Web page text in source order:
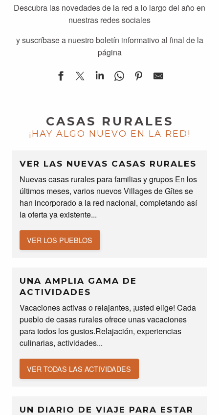
Descubra las novedades de la red a lo largo del año en
nuestras redes sociales
y suscríbase a nuestro boletín informativo al final de la
página
CASAS RURALES
¡HAY ALGO NUEVO EN LA RED!
VER LAS NUEVAS CASAS RURALES
Nuevas casas rurales para familias y grupos En los
últimos meses, varios nuevos Villages de Gîtes se
han incorporado a la red nacional, completando así
la oferta ya existente...
VER LOS PUEBLOS
UNA AMPLIA GAMA DE
ACTIVIDADES
Vacaciones activas o relajantes, ¡usted elige! Cada
pueblo de casas rurales ofrece unas vacaciones
para todos los gustos.Relajación, experiencias
culinarias, actividades...
VER TODAS LAS ACTIVIDADES
UN DIARIO DE VIAJE PARA ESTAR